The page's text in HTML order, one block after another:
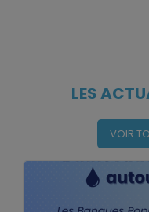
LES
VOIR